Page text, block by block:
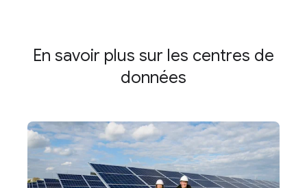
En savoir plus sur les centres de
données